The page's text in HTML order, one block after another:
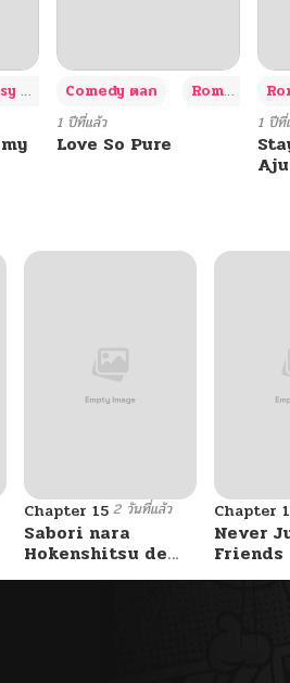
10/21/2025
10/21/2025
10/21/2025
าซี +3
Comedy ตลก Romance โรแมนซ์
1 ปีที่แล้ว
Love So Pure
1 ปีที่
Chapter 15 2 วันที่แล้ว
Sabori nara
Hokenshitsu de
Douzo?
Chapter
Never
Friends